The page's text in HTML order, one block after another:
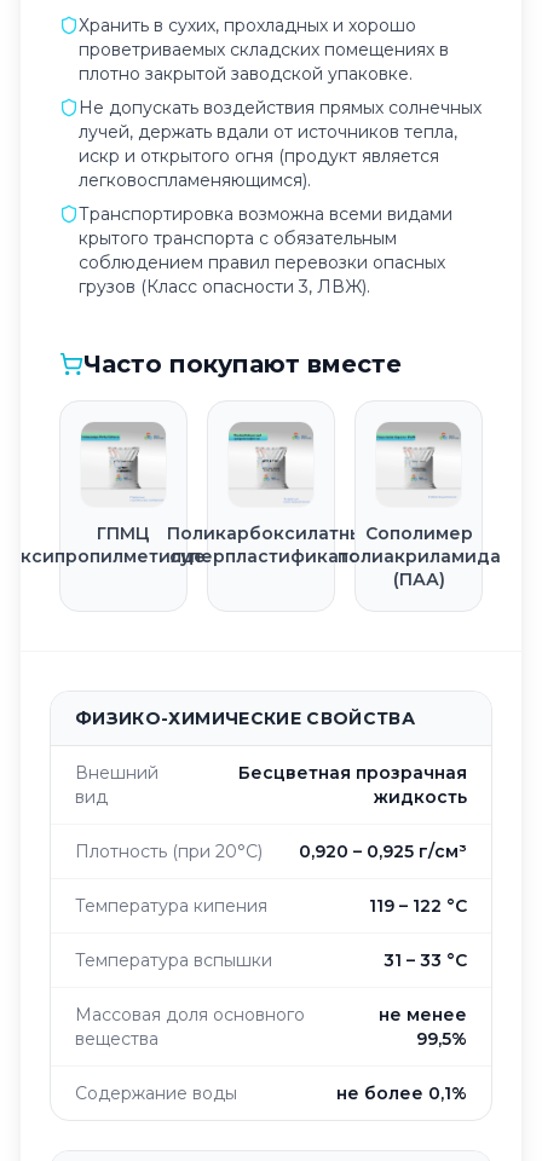
Хранить в сухих, прохладных и хорошо
проветриваемых складских помещениях в
плотно закрытой заводской упаковке.
Не допускать воздействия прямых солнечных
лучей, держать вдали от источников тепла,
искр и открытого огня (продукт является
легковоспламеняющимся).
Транспортировка возможна всеми видами
крытого транспорта с обязательным
соблюдением правил перевозки опасных
грузов (Класс опасности 3, ЛВЖ).
Часто покупают вместе
ГПМЦ
Поликарбоксилатный
суперпластификатор
Сополимер
полиакриламида
(ПАА)
ФИЗИКО-ХИМИЧЕСКИЕ СВОЙСТВА
Внешний
вид
Бесцветная прозрачная
жидкость
Плотность (при 20°C) 0,920 – 0,925 г/см³
Температура кипения 119 – 122 °C
Температура вспышки 31 – 33 °C
Массовая доля основного
вещества
не менее
99,5%
Содержание воды не более 0,1%